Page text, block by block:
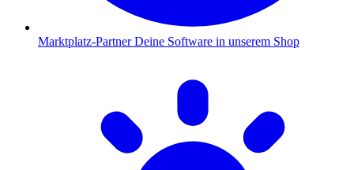
Marktplatz-Partner Deine Software in unserem Shop